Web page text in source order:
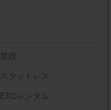
禁煙
スタッドレス
ETCレンタル